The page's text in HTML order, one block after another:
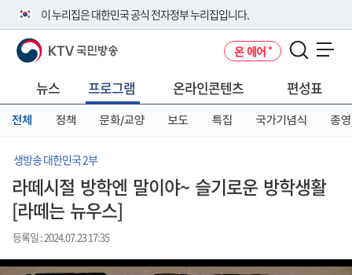
이 누리집은 대한민국 공식 전자정부 누리집입니다.
공식 누리집 주소 확인하기
니다.
이밖에 or.kr 또는 .kr등 다른 도메인 주소를 사용하고 있다면 아래 URL에
서 도메인 주소를 확인해 보세요
KTV 국민방송 온 에어
뉴스 프로그램 온라인콘텐츠 편성표
전체 정책 문화/교양 보도 특집 국가기념식 종영
생방송 대한민국 2부
라떼시절 방학엔 말이야~ 슬기로운 방학생활
[라떼는 뉴우스]
등록일 : 2024.07.23 17:35